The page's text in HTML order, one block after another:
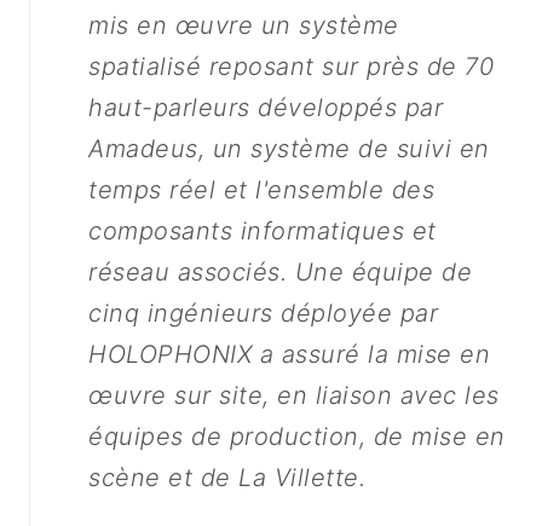
mis en œuvre un système
spatialisé reposant sur près de 70
haut-parleurs développés par
Amadeus, un système de suivi en
temps réel et l'ensemble des
composants informatiques et
réseau associés. Une équipe de
cinq ingénieurs déployée par
HOLOPHONIX a assuré la mise en
œuvre sur site, en liaison avec les
équipes de production, de mise en
scène et de La Villette.